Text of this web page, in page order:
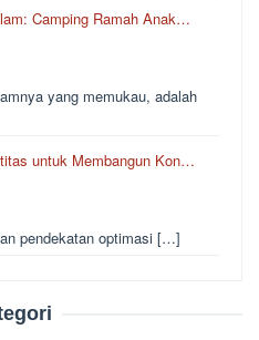
Camping Ramah Anak…
yang memukau, adalah
untuk Membangun Kon…
pendekatan optimasi […]